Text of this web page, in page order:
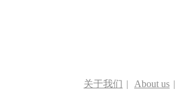
关于我们 | About us |